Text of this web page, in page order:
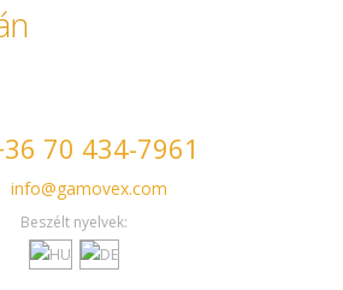
70 434-7961
info@gamovex.com
Beszélt nyelvek: